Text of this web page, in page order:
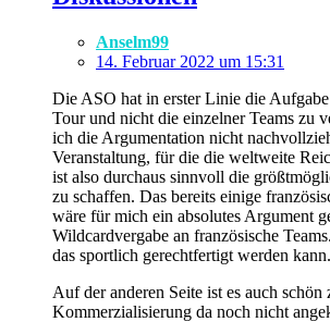
Anselm99
14. Februar 2022 um 15:31
Die ASO hat in erster Linie die Aufgabe
Tour und nicht die einzelner Teams zu
ich die Argumentation nicht
Veranstaltung, für die die weltweite
ist also durchaus sinnvoll die
zu schaffen. Das bereits einige
wäre für mich ein absolutes Argument
Wildcardvergabe an französische
das sportlich gerechtfertigt werden kann.
Auf der anderen Seite ist es auch schön
Kommerzialisierung da noch nicht